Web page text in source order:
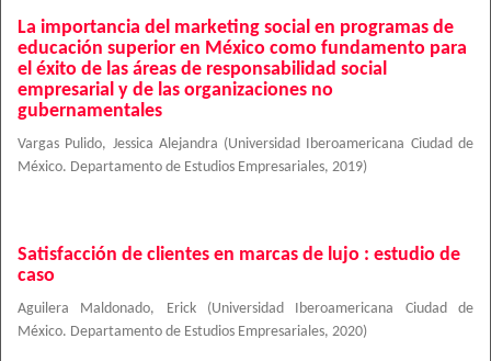
La importancia del marketing social en programas de
educación superior en México como fundamento para
el éxito de las áreas de responsabilidad social
empresarial y de las organizaciones no
gubernamentales
Vargas Pulido, Jessica Alejandra (Universidad Iberoamericana Ciudad de
México. Departamento de Estudios Empresariales, 2019)
Satisfacción de clientes en marcas de lujo : estudio de
caso
Aguilera Maldonado, Erick (Universidad Iberoamericana Ciudad de
México. Departamento de Estudios Empresariales, 2020)